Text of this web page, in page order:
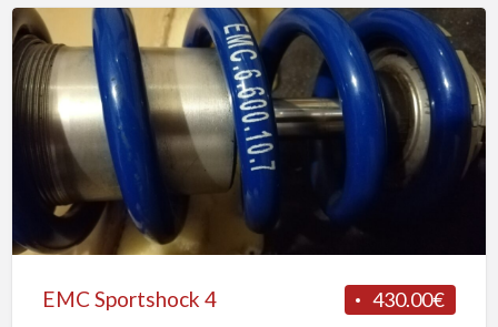
EMC
Sportshock
4
430.00€
EMC Sportshock 4